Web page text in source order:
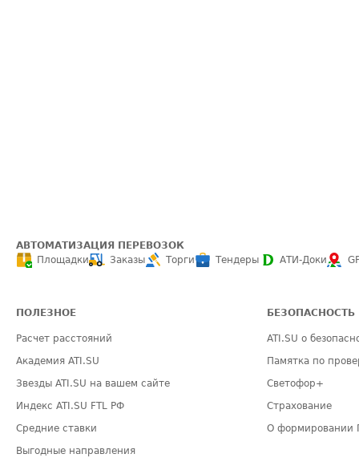
АВТОМАТИЗАЦИЯ ПЕРЕВОЗОК
Площадки
Заказы Торги Тендеры АТИ-Доки
ПОЛЕЗНОЕ
Расчет расстояний
Академия ATI.SU
Звезды ATI.SU на вашем сайте
Индекс ATI.SU FTL РФ
Средние ставки
Выгодные направления
БЕЗОПАСНОСТЬ
ATI.SU о
Памятка по
Светофор+
Страхование
О формировании